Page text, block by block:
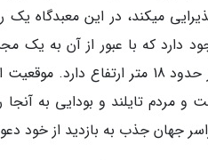
میکند، در این معبدگاه
که با عبور از آن به یک
بزرگ طلایی بودا در سال 1977 ساخته شده است که
گرفته است و مردم تایلند و بودایی به
جهان جذب به بازدید از خود